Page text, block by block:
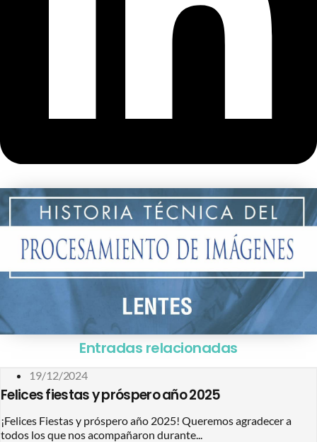
Entradas relacionadas
19/12/2024
Felices fiestas y próspero año 2025
¡Felices Fiestas y próspero año 2025! Queremos agradecer a
todos los que nos acompañaron durante...